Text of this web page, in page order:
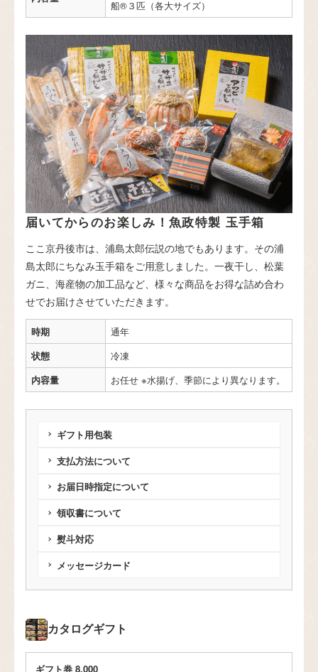
カタログギフト
ギフト券 8,000
船®３匹（各大サイズ）
届いてからのお楽しみ！魚政特製 玉手箱
ここ京丹後市は、浦島太郎伝説の地でもあります。その浦
島太郎にちなみ玉手箱をご用意しました。一夜干し、松葉
ガニ、海産物の加工品など、様々な商品をお得な詰め合わ
せでお届けさせていただきます。
時期
通年
状態
冷凍
内容量
お任せ ※水揚げ、季節により異なります。
ギフト用包装
支払方法について
お届日時指定について
領収書について
熨斗対応
メッセージカード